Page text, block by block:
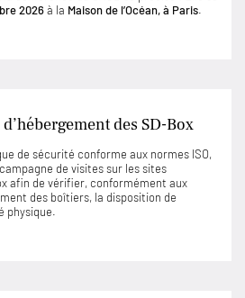
2026à la Maison de l’Océan, à Paris.
des SD-Box
de sécurité conforme aux normes ISO,
de visites sur les sites
afin de vérifier, conformément aux
des boîtiers, la disposition de
physique.